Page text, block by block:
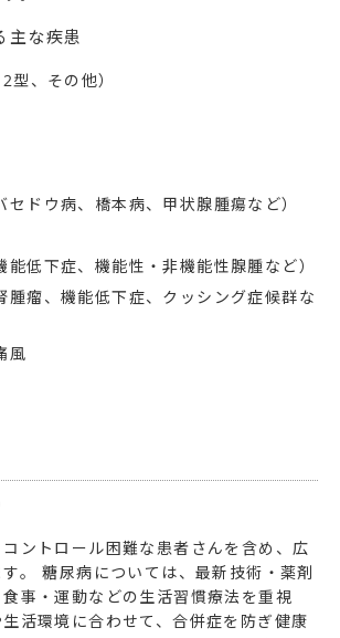
主な疾患
型、その他）
セドウ病、橋本病、甲状腺腫瘍など）
能低下症、機能性・非機能性腺腫など）
腫瘤、機能低下症、クッシング症候群な
風
ントロール困難な患者さんを含め、広
。 糖尿病については、最新技術・薬剤
事・運動などの生活習慣療法を重視
活環境に合わせて、合併症を防ぎ健康